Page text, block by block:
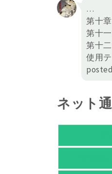
…
第十
第十
第十
使用
ネット